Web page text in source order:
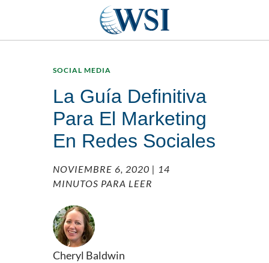
SOCIAL MEDIA
La Guía Definitiva
Para El Marketing
En Redes Sociales
NOVIEMBRE 6, 2020 | 14
MINUTOS PARA LEER
Cheryl Baldwin